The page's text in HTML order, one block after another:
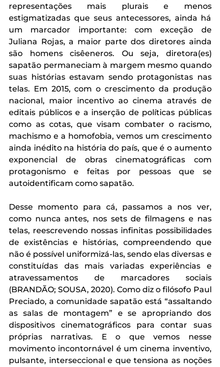
representações mais plurais e menos
estigmatizadas que seus antecessores, ainda há
um marcador importante: com exceção de
Juliana Rojas, a maior parte dos diretores ainda
são homens cisêeneros. Ou seja, diretora(es)
sapatão permaneciam à margem mesmo quando
suas histórias estavam sendo protagonistas nas
telas. Em 2015, com o crescimento da produção
nacional, maior incentivo ao cinema através de
editais públicos e a inserção de políticas públicas
como as cotas, que visam combater o racismo,
machismo e a homofobia, vemos um crescimento
ainda inédito na história do país, que é o aumento
exponencial de obras cinematográficas com
protagonismo e feitas por pessoas que se
autoidentificam como sapatão.
Desse momento para cá, passamos a nos ver,
como nunca antes, nos sets de filmagens e nas
telas, reescrevendo nossas infinitas possibilidades
de existências e histórias, compreendendo que
não é possível uniformizá-las, sendo elas diversas e
constituídas das mais variadas experiências e
atravessamentos de marcadores sociais
(BRANDÃO; SOUSA, 2020). Como diz o filósofo Paul
Preciado, a comunidade sapatão está “assaltando
as salas de montagem” e se apropriando dos
dispositivos cinematográficos para contar suas
próprias narrativas. E o que vemos nesse
movimento incontornável é um cinema inventivo,
pulsante, interseccional e que tensiona as noções